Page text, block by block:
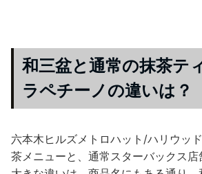
和三盆と通常の抹茶テ
ラペチーノの違いは？
六本木ヒルズメトロハット/ハリウッ
茶メニューと、通常スターバックス